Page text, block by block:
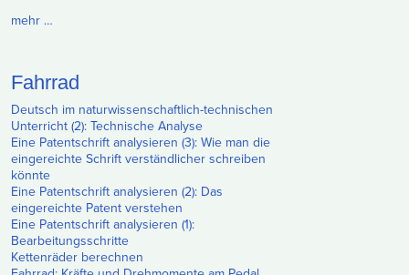
mehr …
Fahrrad
Deutsch im naturwissenschaftlich-technischen
Unterricht (2): Technische Analyse
Eine Patentschrift analysieren (3): Wie man die
eingereichte Schrift verständlicher schreiben
könnte
Eine Patentschrift analysieren (2): Das
eingereichte Patent verstehen
Eine Patentschrift analysieren (1):
Bearbeitungsschritte
Kettenräder berechnen